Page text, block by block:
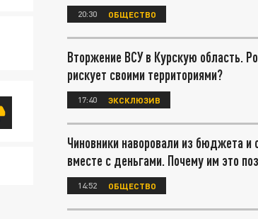
20:30 ОБЩЕСТВО
Вторжение ВСУ в Курскую область.
рискует своими территориями?
17:40 ЭКСКЛЮЗИВ
Чиновники наворовали из бюджета и
вместе с деньгами. Почему им это
14:52 ОБЩЕСТВО